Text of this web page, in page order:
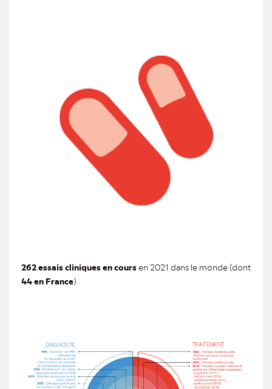
262 essais cliniques en coursen 2021 dans le monde (dont
44 en France)